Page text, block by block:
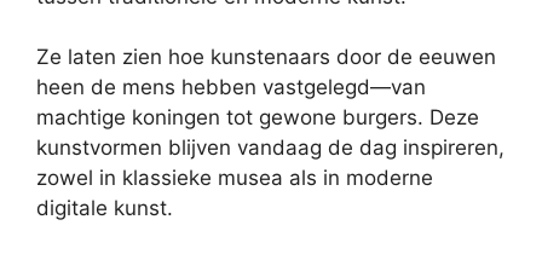
Ze laten zien hoe kunstenaars door de eeuwen
heen de mens hebben vastgelegd—van
machtige koningen tot gewone burgers. Deze
kunstvormen blijven vandaag de dag inspireren,
zowel in klassieke musea als in moderne
digitale kunst.